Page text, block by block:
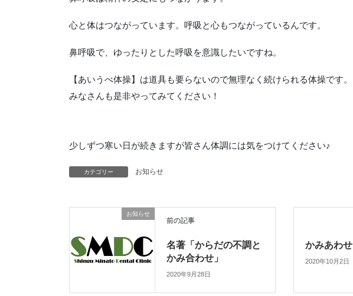
心と体はつながっています。呼吸と心もつながっているんです。
鼻呼吸で、ゆったりとした呼吸を意識したいですね。
【あいうべ体操】は道具も要らないので無理なく続けられる体操です。
みなさんも是非やってみてください！
少しずつ寒い日が続きますが皆さん体調には気をつけてください♪
カテゴリー お知らせ
お知らせ
前の記事
名著「からだの不調と
かみ合わせ」
2020年9月28日
かみあわせ
2020年10月2日